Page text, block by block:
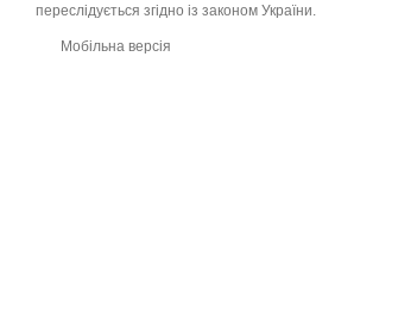
переслідується згідно із законом України.
Мобільна версія